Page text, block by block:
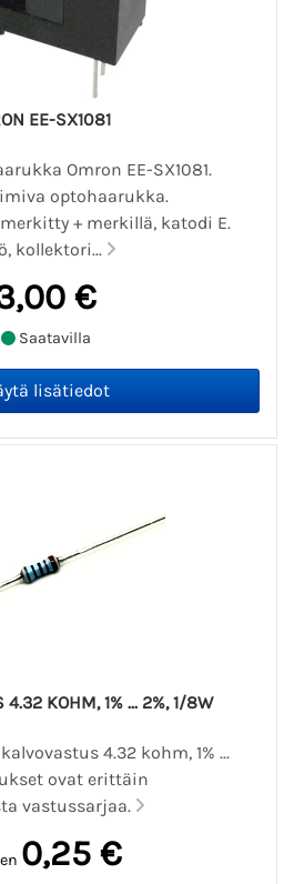
EE-SX1081
Omron EE-SX1081.
optohaarukka.
+ merkillä, katodi E.
kollektori...
€
Saatavilla
4.32 KOHM, 1% ... 2%, 1/8W
4.32 kohm, 1% ...
ovat erittäin
vastussarjaa.
0,25 €